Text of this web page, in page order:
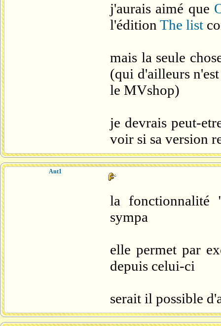
j'aurais aimé que
l'édition The list
mais la seule
(qui d'ailleurs
le MVshop)
je devrais peut-
voir si sa version
Ant1
la fonctionnalité
sympa
elle permet par
depuis celui-ci
serait il possible